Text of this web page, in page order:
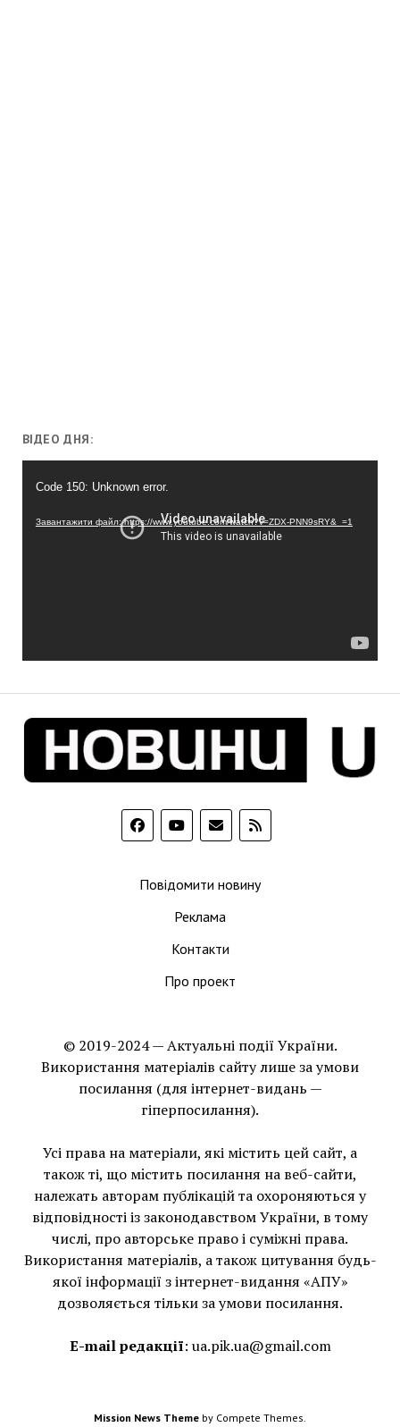
ВІДЕО ДНЯ:
Code 150: Unknown error.
Завантажити файл: https://www.youtube.com/watch?v=ZDX-PNN9sRY&_=1
Повідомити новину
Реклама
Контакти
Про проект
© 2019-2024 — Актуальні події України.
Використання матеріалів сайту лише за умови
посилання (для інтернет-видань —
гіперпосилання).
Усі права на матеріали, які містить цей сайт, а
також ті, що мiстить посилання на веб-сайти,
належать авторам публікацій та охороняються у
відповідності із законодавством України, в тому
числі, про авторське право і суміжні права.
Використання матерiалiв, а також цитування будь-
якої інформації з інтернет-видання «АПУ»
дозволяється тільки за умови посилання.
E-mail редакції: ua.pik.ua@gmail.com
Mission News Theme by Compete Themes.